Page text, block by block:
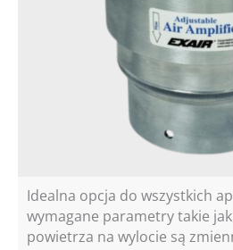
Idealna opcja do wszystkich
wymagane parametry takie
powietrza na wylocie są